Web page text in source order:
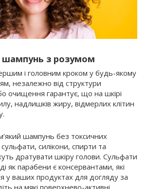
шампунь з розумом
і головним кроком у будь-якому
незалежно від структури
очищення гарантує, що на шкірі
надлишків жиру, відмерлих клітин
шампунь без токсичних
сульфати, силікони, спирти та
дратувати шкіру голови. Сульфати
як парабени є консервантами, які
у ваших продуктах для догляду за
на мякі поверхнево-активні